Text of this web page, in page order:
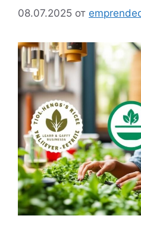
08.07.2025 от